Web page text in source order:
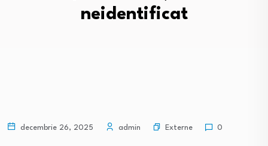
neidentificat
decembrie 26, 2025 admin Externe 0